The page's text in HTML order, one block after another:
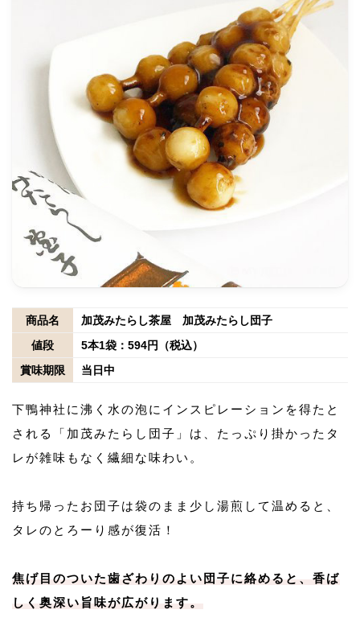
商品名
加茂みたらし茶屋 加茂みたらし団子
値段
5本1袋：594円（税込）
賞味期限
当日中
下鴨神社に沸く水の泡にインスピレーションを得たと
される「加茂みたらし団子」は、たっぷり掛かったタ
レが雑味もなく繊細な味わい。
持ち帰ったお団子は袋のまま少し湯煎して温めると、
タレのとろーり感が復活！
焦げ目のついた歯ざわりのよい団子に絡めると、香ば
しく奥深い旨味が広がります。